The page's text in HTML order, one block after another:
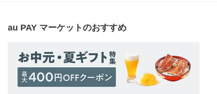
au PAY マーケットのおすすめ